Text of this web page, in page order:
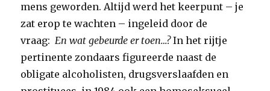
mens geworden. Altijd werd het keerpunt – je
zat erop te wachten – ingeleid door de
vraag:En wat gebeurde er toen…?In het rijtje
pertinente zondaars figureerde naast de
obligate alcoholisten, drugsverslaafden en